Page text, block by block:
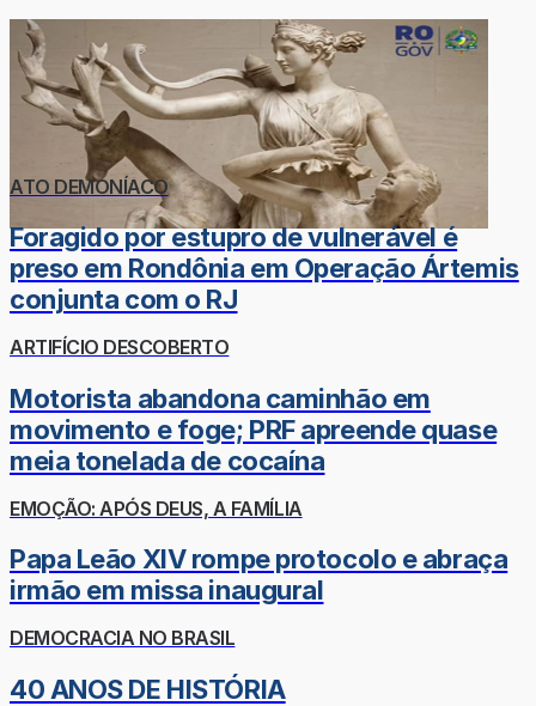
ATO DEMONÍACO
Foragido por estupro de vulnerável é
preso em Rondônia em Operação Ártemis
conjunta com o RJ
ARTIFÍCIO DESCOBERTO
Motorista abandona caminhão em
movimento e foge; PRF apreende quase
meia tonelada de cocaína
EMOÇÃO: APÓS DEUS, A FAMÍLIA
Papa Leão XIV rompe protocolo e abraça
irmão em missa inaugural
DEMOCRACIA NO BRASIL
40 ANOS DE HISTÓRIA